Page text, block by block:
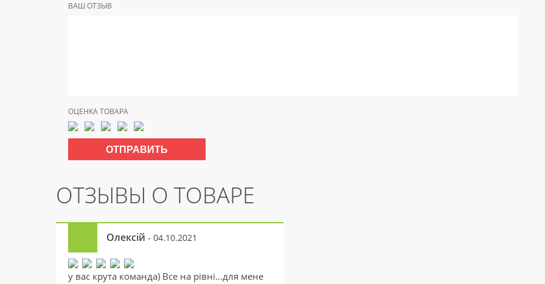
ВАШ ОТЗЫВ
ОЦЕНКА ТОВАРА
ОТЗЫВЫ О ТОВАРЕ
Олексій - 04.10.2021
у вас крута команда) Все на рівні...для мене